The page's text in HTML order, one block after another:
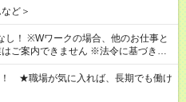
ど＞
お仕事と
ご案内できません ※法令に基づき、
険への加入対象となります ※労働者
禁止）により、短時間・短期間の就
あります
！ ★職場が気に入れば、長期でも働け